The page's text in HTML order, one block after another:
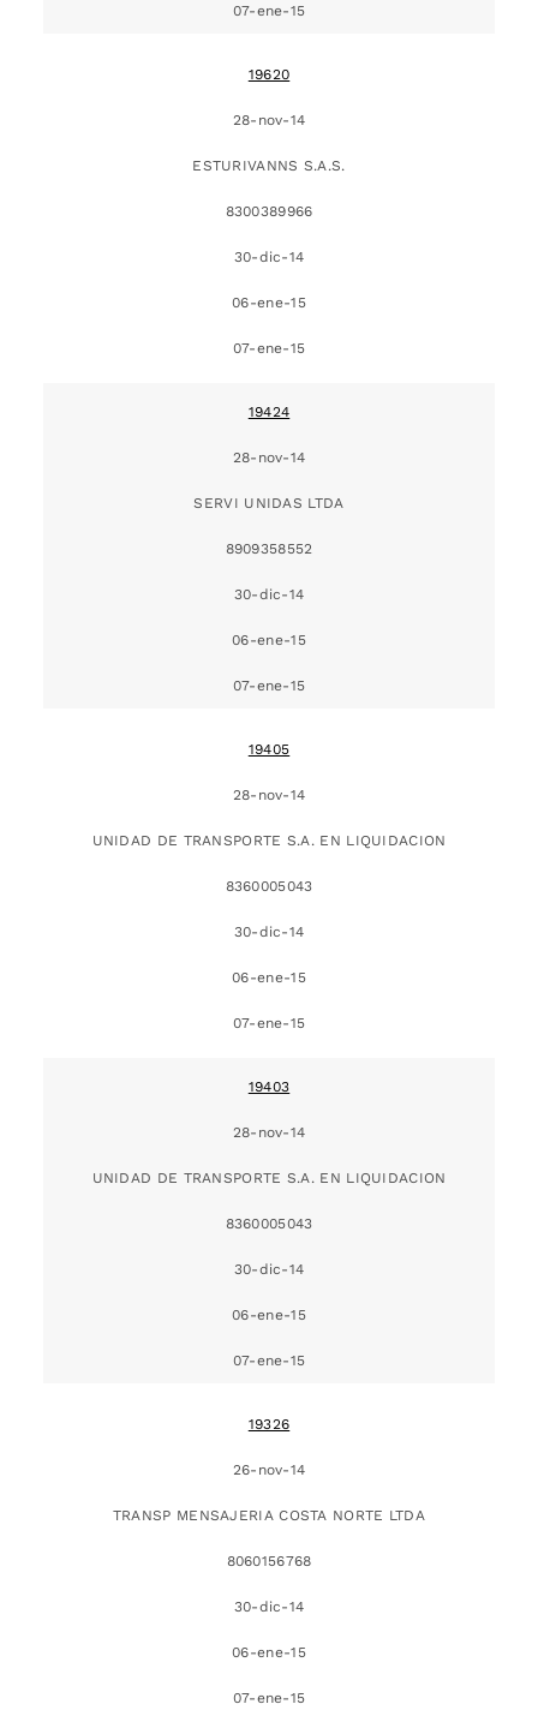
07-ene-15
19620
28-nov-14
ESTURIVANNS S.A.S.
8300389966
30-dic-14
06-ene-15
07-ene-15
19424
28-nov-14
SERVI UNIDAS LTDA
8909358552
30-dic-14
06-ene-15
07-ene-15
19405
28-nov-14
UNIDAD DE TRANSPORTE S.A. EN LIQUIDACION
8360005043
30-dic-14
06-ene-15
07-ene-15
19403
28-nov-14
UNIDAD DE TRANSPORTE S.A. EN LIQUIDACION
8360005043
30-dic-14
06-ene-15
07-ene-15
19326
26-nov-14
TRANSP MENSAJERIA COSTA NORTE LTDA
8060156768
30-dic-14
06-ene-15
07-ene-15